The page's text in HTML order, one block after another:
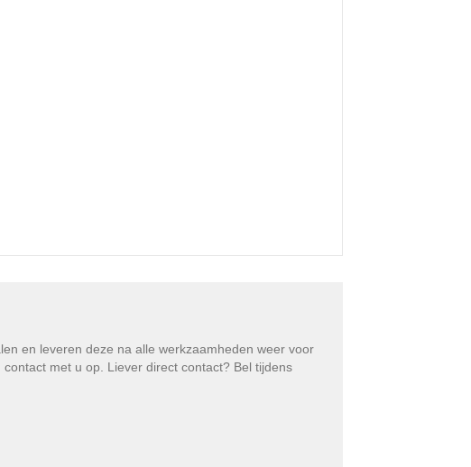
en leveren deze na alle werkzaamheden weer voor
met u op. Liever direct contact? Bel tijdens